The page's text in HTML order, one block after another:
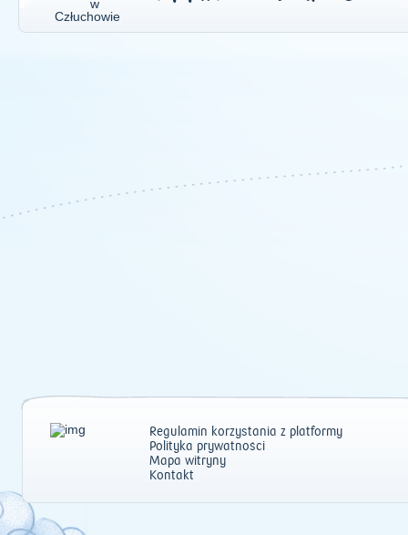
Regulamin korzystania z platformy
Polityka prywatności
Mapa witryny
Kontakt